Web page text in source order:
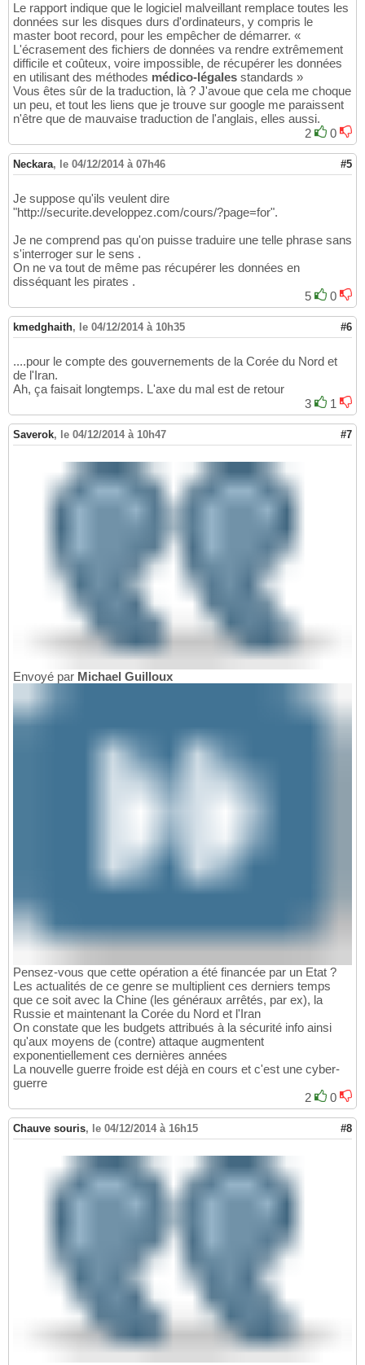
Le rapport indique que le logiciel malveillant remplace toutes les
données sur les disques durs d'ordinateurs, y compris le
master boot record, pour les empêcher de démarrer. «
L'écrasement des fichiers de données va rendre extrêmement
difficile et coûteux, voire impossible, de récupérer les données
en utilisant des méthodes médico-légales standards »
Vous êtes sûr de la traduction, là ? J'avoue que cela me choque
un peu, et tout les liens que je trouve sur google me paraissent
n'être que de mauvaise traduction de l'anglais, elles aussi.
2
0
Neckara, le 04/12/2014 à 07h46 #5
Je suppose qu'ils veulent dire
"http://securite.developpez.com/cours/?page=for".
Je ne comprend pas qu'on puisse traduire une telle phrase sans
s'interroger sur le sens .
On ne va tout de même pas récupérer les données en
disséquant les pirates .
5
0
kmedghaith, le 04/12/2014 à 10h35 #6
....pour le compte des gouvernements de la Corée du Nord et
de l'Iran.
Ah, ça faisait longtemps. L'axe du mal est de retour
3
1
Saverok, le 04/12/2014 à 10h47 #7
Envoyé par Michael Guilloux
Pensez-vous que cette opération a été financée par un Etat ?
Les actualités de ce genre se multiplient ces derniers temps
que ce soit avec la Chine (les généraux arrêtés, par ex), la
Russie et maintenant la Corée du Nord et l'Iran
On constate que les budgets attribués à la sécurité info ainsi
qu'aux moyens de (contre) attaque augmentent
exponentiellement ces dernières années
La nouvelle guerre froide est déjà en cours et c'est une cyber-
guerre
2
0
Chauve souris, le 04/12/2014 à 16h15 #8